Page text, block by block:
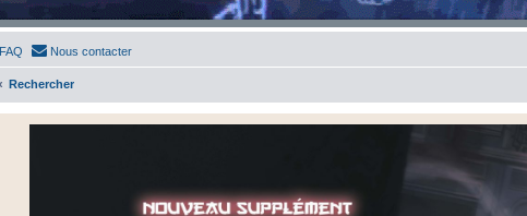
FAQ Nous contacter
Rechercher